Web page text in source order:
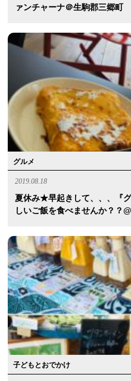
ァンチャーナ＠生駒郡三郷町
グルメ
2019.08.18
夏休み★早起きして、、、『
しいご飯を食べませんか？？
子どもとおでかけ